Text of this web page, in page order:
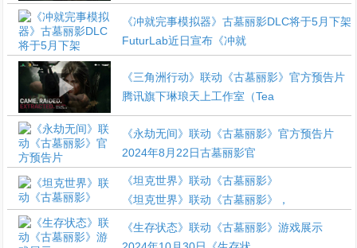
《冲就完事模拟器》古墓丽影DLC将于5月下架
FuturLab近日宣布《冲就
《三角洲行动》联动《古墓丽影》官方预告片
腾讯旗下琳琅天上工作室（Tea
《永劫无间》联动《古墓丽影》官方预告片
2024年8月22日古墓丽影官
《坦克世界》联动《古墓丽影》
《坦克世界》联动《古墓丽影》，
《生存状态》联动《古墓丽影》游戏展示